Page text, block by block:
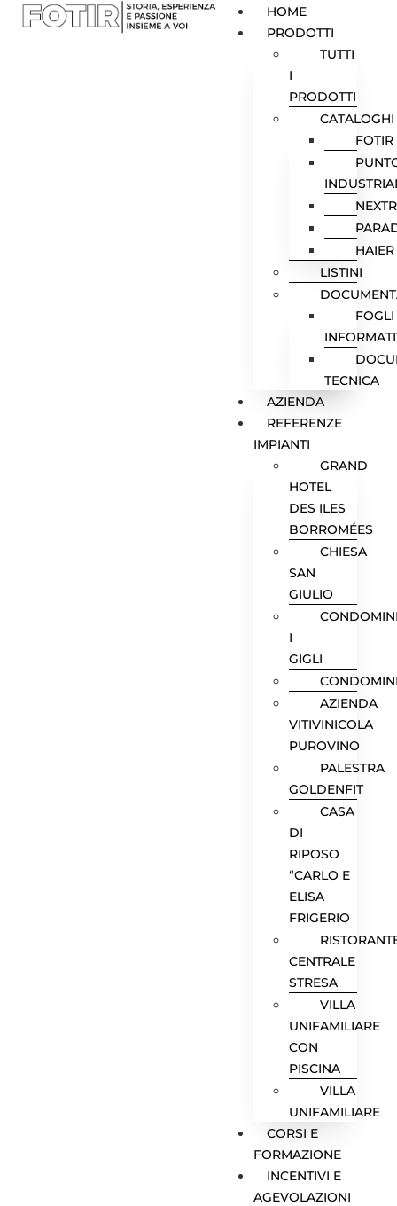
HOME
PRODOTTI
TUTTI
I
PRODOTTI
CATALOGHI
FOTIR
HAIER
LISTINI
FOGLI
TECNICA
AZIENDA
REFERENZE
IMPIANTI
GRAND
HOTEL
DES ILES
BORROMÉES
CHIESA
SAN
GIULIO
I
GIGLI
AZIENDA
VITIVINICOLA
PUROVINO
PALESTRA
GOLDENFIT
CASA
DI
RIPOSO
“CARLO E
ELISA
FRIGERIO
CENTRALE
STRESA
VILLA
UNIFAMILIARE
CON
PISCINA
VILLA
UNIFAMILIARE
CORSI E
FORMAZIONE
INCENTIVI E
AGEVOLAZIONI